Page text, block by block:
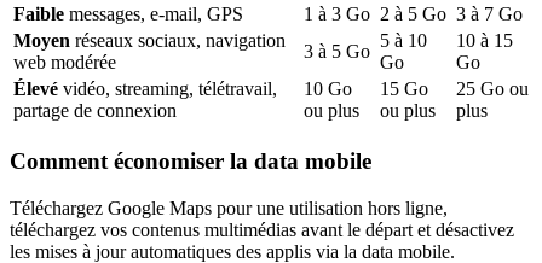
Faible messages, e-mail, GPS 1 à 3 Go 2 à 5 Go 3 à 7 Go
Moyen réseaux sociaux, navigation
web modérée
3 à 5 Go
5 à 10
Go
10 à 15
Go
Élevé vidéo, streaming, télétravail,
partage de connexion
10 Go
ou plus
15 Go
ou plus
25 Go ou
plus
Comment économiser la data mobile
Téléchargez Google Maps pour une utilisation hors ligne,
téléchargez vos contenus multimédias avant le départ et désactivez
les mises à jour automatiques des applis via la data mobile.